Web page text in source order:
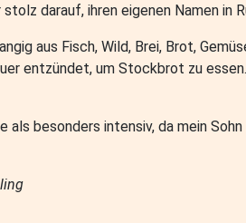
darauf, ihren eigenen Namen in
aus Fisch, Wild, Brei, Brot,
entzündet, um Stockbrot zu
besonders intensiv, da mein